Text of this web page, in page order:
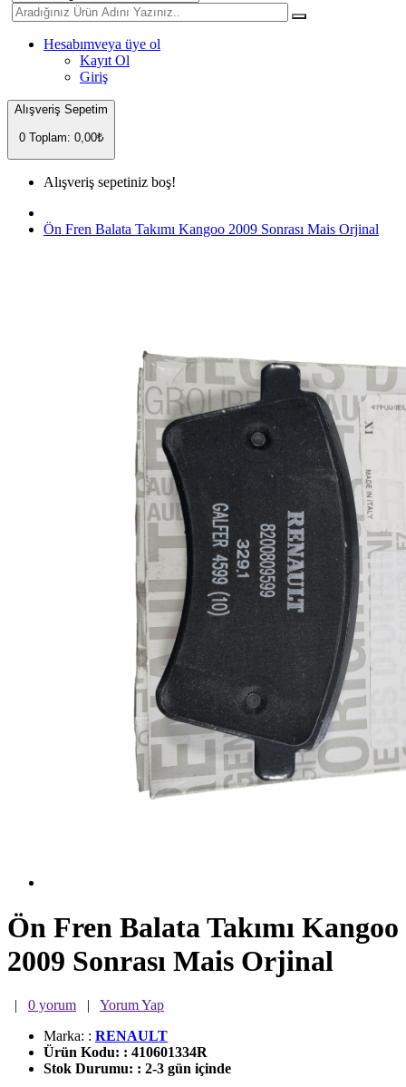
Hesabımveya üye ol
Kayıt Ol
Giriş
Alışveriş Sepetim
0Toplam: 0,00₺
Alışveriş sepetiniz boş!
Ön Fren Balata Takımı Kangoo 2009 Sonrası Mais Orjinal
Ön Fren Balata Takımı Kangoo
2009 Sonrası Mais Orjinal
| 0 yorum | Yorum Yap
Marka: : RENAULT
Ürün Kodu: : 410601334R
Stok Durumu: : 2-3 gün içinde